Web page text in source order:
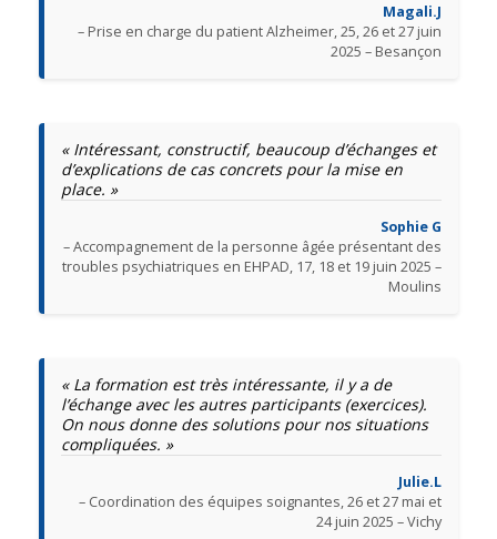
Magali.J
– Prise en charge du patient Alzheimer, 25, 26 et 27 juin
2025 – Besançon
« Intéressant, constructif, beaucoup d’échanges et
d’explications de cas concrets pour la mise en
place. »
Sophie G
– Accompagnement de la personne âgée présentant des
troubles psychiatriques en EHPAD, 17, 18 et 19 juin 2025 –
Moulins
« La formation est très intéressante, il y a de
l’échange avec les autres participants (exercices).
On nous donne des solutions pour nos situations
compliquées. »
Julie.L
– Coordination des équipes soignantes, 26 et 27 mai et
24 juin 2025 – Vichy